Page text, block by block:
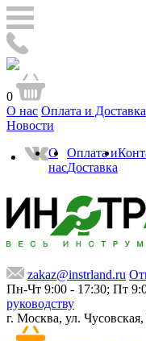
0
О нас Оплата и Доставка
Новости
О
нас
Оплата и
Доставка
zakaz@instrland.ru
Пн-Чт 9:00 - 17:30; Пт
руководству
г. Москва, ул.